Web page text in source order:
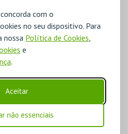
com o
no seu dispositivo. Para
nossa Política de Cookies
e
.
Aceitar
não essenciais